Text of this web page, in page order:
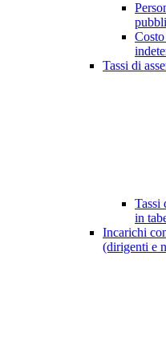
Tassi di
Tassi
in
Incarichi
(dirigenti e